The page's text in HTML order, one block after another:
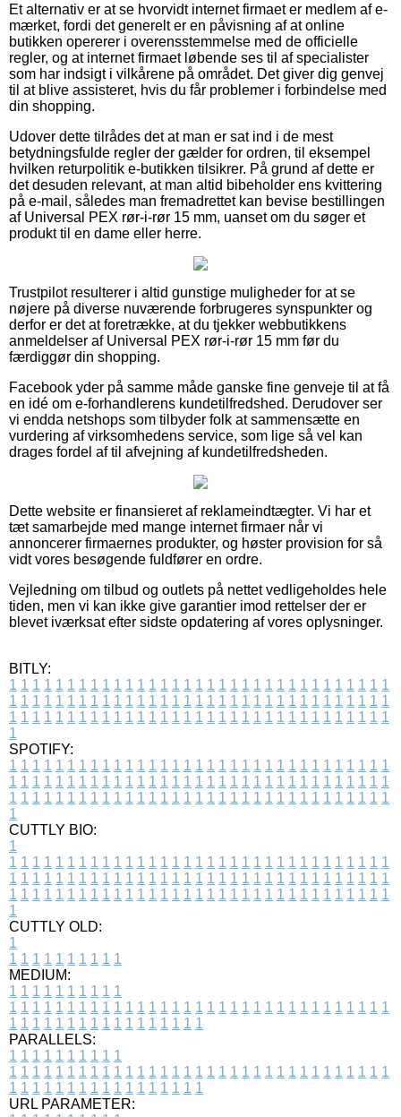
Et alternativ er at se hvorvidt internet firmaet er medlem af e-
mærket, fordi det generelt er en påvisning af at online
butikken opererer i overensstemmelse med de officielle
regler, og at internet firmaet løbende ses til af specialister
som har indsigt i vilkårene på området. Det giver dig genvej
til at blive assisteret, hvis du får problemer i forbindelse med
din shopping.
Udover dette tilrådes det at man er sat ind i de mest
betydningsfulde regler der gælder for ordren, til eksempel
hvilken returpolitik e-butikken tilsikrer. På grund af dette er
det desuden relevant, at man altid bibeholder ens kvittering
på e-mail, således man fremadrettet kan bevise bestillingen
af Universal PEX rør-i-rør 15 mm, uanset om du søger et
produkt til en dame eller herre.
Trustpilot resulterer i altid gunstige muligheder for at se
nøjere på diverse nuværende forbrugeres synspunkter og
derfor er det at foretrække, at du tjekker webbutikkens
anmeldelser af Universal PEX rør-i-rør 15 mm før du
færdiggør din shopping.
Facebook yder på samme måde ganske fine genveje til at få
en idé om e-forhandlerens kundetilfredshed. Derudover ser
vi endda netshops som tilbyder folk at sammensætte en
vurdering af virksomhedens service, som lige så vel kan
drages fordel af til afvejning af kundetilfredsheden.
Dette website er finansieret af reklameindtægter. Vi har et
tæt samarbejde med mange internet firmaer når vi
annoncerer firmaernes produkter, og høster provision for så
vidt vores besøgende fuldfører en ordre.
Vejledning om tilbud og outlets på nettet vedligeholdes hele
tiden, men vi kan ikke give garantier imod rettelser der er
blevet iværksat efter sidste opdatering af vores oplysninger.
BITLY:
1 1 1 1 1 1 1 1 1 1 1 1 1 1 1 1 1 1 1 1 1 1 1 1 1 1 1 1 1 1 1 1 1
1 1 1 1 1 1 1 1 1 1 1 1 1 1 1 1 1 1 1 1 1 1 1 1 1 1 1 1 1 1 1 1 1
1 1 1 1 1 1 1 1 1 1 1 1 1 1 1 1 1 1 1 1 1 1 1 1 1 1 1 1 1 1 1 1 1
1
SPOTIFY:
1 1 1 1 1 1 1 1 1 1 1 1 1 1 1 1 1 1 1 1 1 1 1 1 1 1 1 1 1 1 1 1 1
1 1 1 1 1 1 1 1 1 1 1 1 1 1 1 1 1 1 1 1 1 1 1 1 1 1 1 1 1 1 1 1 1
1 1 1 1 1 1 1 1 1 1 1 1 1 1 1 1 1 1 1 1 1 1 1 1 1 1 1 1 1 1 1 1 1
1
CUTTLY BIO:
1
1 1 1 1 1 1 1 1 1 1 1 1 1 1 1 1 1 1 1 1 1 1 1 1 1 1 1 1 1 1 1 1 1
1 1 1 1 1 1 1 1 1 1 1 1 1 1 1 1 1 1 1 1 1 1 1 1 1 1 1 1 1 1 1 1 1
1 1 1 1 1 1 1 1 1 1 1 1 1 1 1 1 1 1 1 1 1 1 1 1 1 1 1 1 1 1 1 1 1
1
CUTTLY OLD:
1
1 1 1 1 1 1 1 1 1 1
MEDIUM:
1 1 1 1 1 1 1 1 1 1
1 1 1 1 1 1 1 1 1 1 1 1 1 1 1 1 1 1 1 1 1 1 1 1 1 1 1 1 1 1 1 1 1
1 1 1 1 1 1 1 1 1 1 1 1 1 1 1 1 1
PARALLELS:
1 1 1 1 1 1 1 1 1 1
1 1 1 1 1 1 1 1 1 1 1 1 1 1 1 1 1 1 1 1 1 1 1 1 1 1 1 1 1 1 1 1 1
1 1 1 1 1 1 1 1 1 1 1 1 1 1 1 1 1
URL PARAMETER: